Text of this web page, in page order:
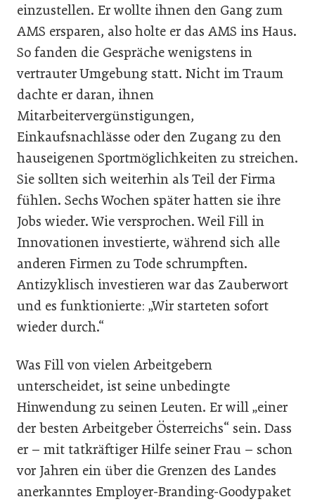
einzustellen. Er wollte ihnen den Gang zum
AMS ersparen, also holte er das AMS ins Haus.
So fanden die Gespräche wenigstens in
vertrauter Umgebung statt. Nicht im Traum
dachte er daran, ihnen
Mitarbeitervergünstigungen,
Einkaufsnachlässe oder den Zugang zu den
hauseigenen Sportmöglichkeiten zu streichen.
Sie sollten sich weiterhin als Teil der Firma
fühlen. Sechs Wochen später hatten sie ihre
Jobs wieder. Wie versprochen. Weil Fill in
Innovationen investierte, während sich alle
anderen Firmen zu Tode schrumpften.
Antizyklisch investieren war das Zauberwort
und es funktionierte: „Wir starteten sofort
wieder durch.“
Was Fill von vielen Arbeitgebern
unterscheidet, ist seine unbedingte
Hinwendung zu seinen Leuten. Er will „einer
der besten Arbeitgeber Österreichs“ sein. Dass
er – mit tatkräftiger Hilfe seiner Frau – schon
vor Jahren ein über die Grenzen des Landes
anerkanntes Employer-Branding-Goodypaket